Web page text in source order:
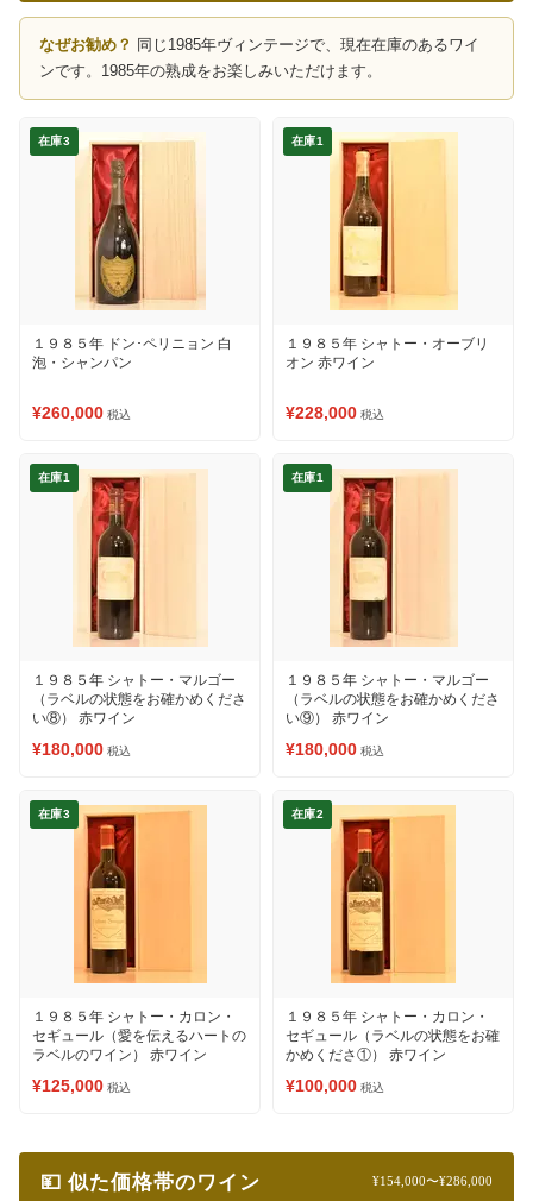
なぜお勧め？ 同じ1985年ヴィンテージで、現在在庫のあるワイ
ンです。1985年の熟成をお楽しみいただけます。
在庫3
１９８５年 ドン･ペリニョン 白
泡・シャンパン
¥260,000 税込
在庫1
１９８５年 シャトー・オーブリ
オン 赤ワイン
¥228,000 税込
在庫1
１９８５年 シャトー・マルゴー
（ラベルの状態をお確かめくださ
い⑧） 赤ワイン
¥180,000 税込
在庫1
１９８５年 シャトー・マルゴー
（ラベルの状態をお確かめくださ
い⑨） 赤ワイン
¥180,000 税込
在庫3
１９８５年 シャトー・カロン・
セギュール（愛を伝えるハートの
ラベルのワイン） 赤ワイン
¥125,000 税込
在庫2
１９８５年 シャトー・カロン・
セギュール（ラベルの状態をお確
かめくださ①） 赤ワイン
¥100,000 税込
💴 似た価格帯のワイン ¥154,000〜¥286,000